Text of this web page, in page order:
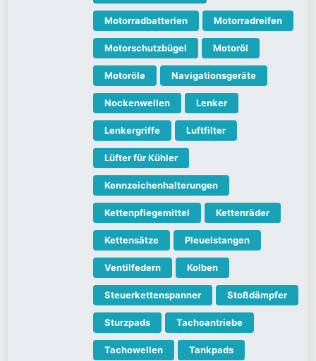
Motorradbatterien Motorradreifen
Motorschutzbügel Motoröl
Motoröle Navigationsgeräte
Nockenwellen Lenker
Lenkergriffe Luftfilter
Lüfter für Kühler
Kennzeichenhalterungen
Kettenpflegemittel Kettenräder
Kettensätze Pleuelstangen
Ventilfedern Kolben
Steuerkettenspanner Stoßdämpfer
Sturzpads Tachoantriebe
Tachowellen Tankpads